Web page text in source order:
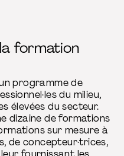
formation
programme de
du milieu,
élevées du secteur.
dizaine de formations
sur mesure à
de concepteur·trices,